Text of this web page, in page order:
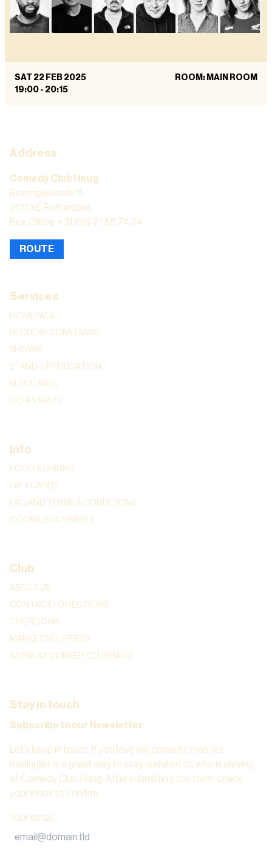
SAT 22 FEB 2025
19:00 - 20:15
ROOM: MAIN ROOM
Address
Comedy Club Haug
Boompjeskade 11
3011 XE Rotterdam
Box Office: +31 (0)6 21 86 74 24
ROUTE
Services
HOMEPAGE
REGULAR COMEDIANS
SHOWS
STAND-UP EDUCATION
BURO HAUG
CORPORATE
Info
FOOD & DRINKS
GIFT CARDS
FAQ AND TERMS & CONDITIONS
COOKIE STATEMENT
Club
ABOUT US
CONTACT / DIRECTIONS
THE ROOMS
MARKETING / PRESS
WORK AT COMEDY CLUB HAUG
Stay in touch
Subscribe to our Newsletter
Let’s keep in touch. If you love live comedy, then our
mailinglist is a great way to stay updated on who is playing
at Comedy Club Haug. After submitting this form, check
your inbox to confirm.
Your email :